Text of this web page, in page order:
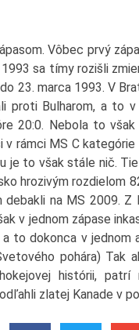
Vôbec prvý
sa tímy rozišli
23. marca 1993. V
proti Bulharom, a to
20:0. Nebola to však
v rámci MS C
je to však stále nič.
hrozivým rozdielom
debakli na MS 2009.
v jednom zápase
to dokonca v jednom
pohára) Tak
histórii,
zlatej Kanade v